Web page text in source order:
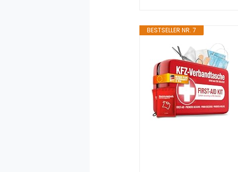
BESTSELLER NR. 7